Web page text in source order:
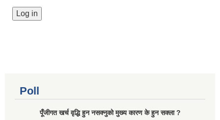
Poll
पूँजीगत खर्च वृद्धि हुन नसक्नुको मुख्य कारण के हुन सक्ला ?